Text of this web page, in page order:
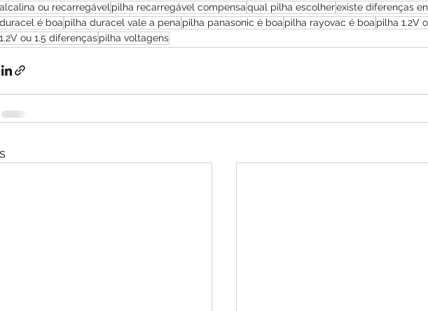
ou recarregável pilha recarregável compensaqual pilha escolherexiste diferenças
é boa pilha duracel vale a pena pilha panasonic é boa pilha rayovac é boa pilha 1.2V
ou 1.5 diferençaspilha voltagens